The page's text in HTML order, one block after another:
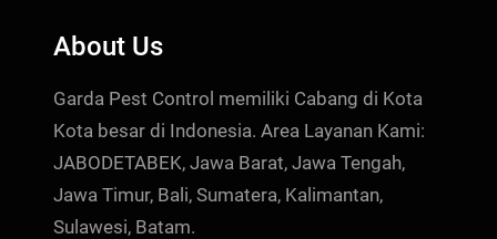
About Us
Garda Pest Control memiliki Cabang di Kota
Kota besar di Indonesia. Area Layanan Kami:
JABODETABEK, Jawa Barat, Jawa Tengah,
Jawa Timur, Bali, Sumatera, Kalimantan,
Sulawesi, Batam.